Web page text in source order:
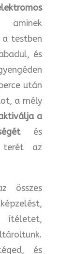
a testben
és
után
ot, a mély
a
és
terét az
összes
ítéletet,
és